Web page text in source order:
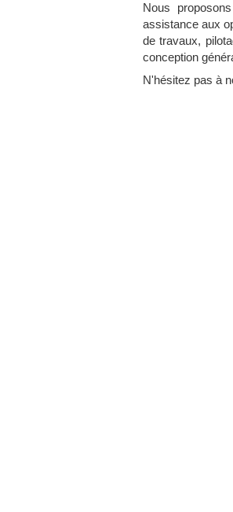
Nous
assistance aux
de travaux,
conception
N'hésitez pas à